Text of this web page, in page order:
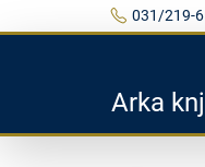
031/219-
Arka